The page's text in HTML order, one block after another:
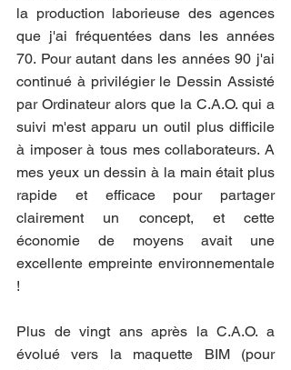
la production laborieuse des agences
que j'ai fréquentées dans les années
70. Pour autant dans les années 90 j'ai
continué à privilégier le Dessin Assisté
par Ordinateur alors que la C.A.O. qui a
suivi m'est apparu un outil plus difficile
à imposer à tous mes collaborateurs. A
mes yeux un dessin à la main était plus
rapide et efficace pour partager
clairement un concept, et cette
économie de moyens avait une
excellente empreinte environnementale
!
Plus de vingt ans après la C.A.O. a
évolué vers la maquette BIM (pour